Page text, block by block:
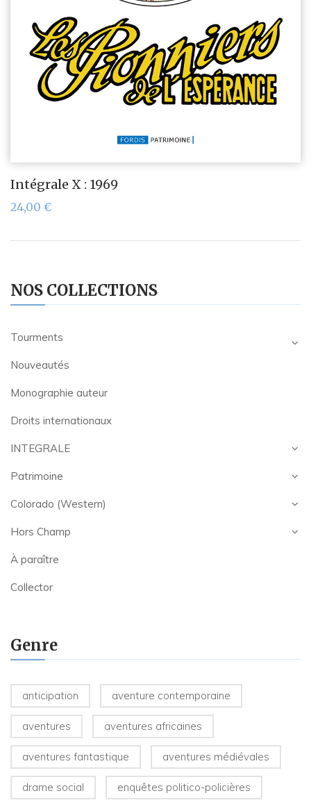
NOS COLLECTIONS
Tourments
Nouveautés
Monographie auteur
Droits internationaux
INTEGRALE
Patrimoine
Colorado (Western)
Hors Champ
À paraître
Collector
Genre
anticipation aventure contemporaine
aventures aventures africaines
aventures fantastique aventures médiévales
drame social enquêtes politico-policières
Intégrale X : 1969
24,00 €